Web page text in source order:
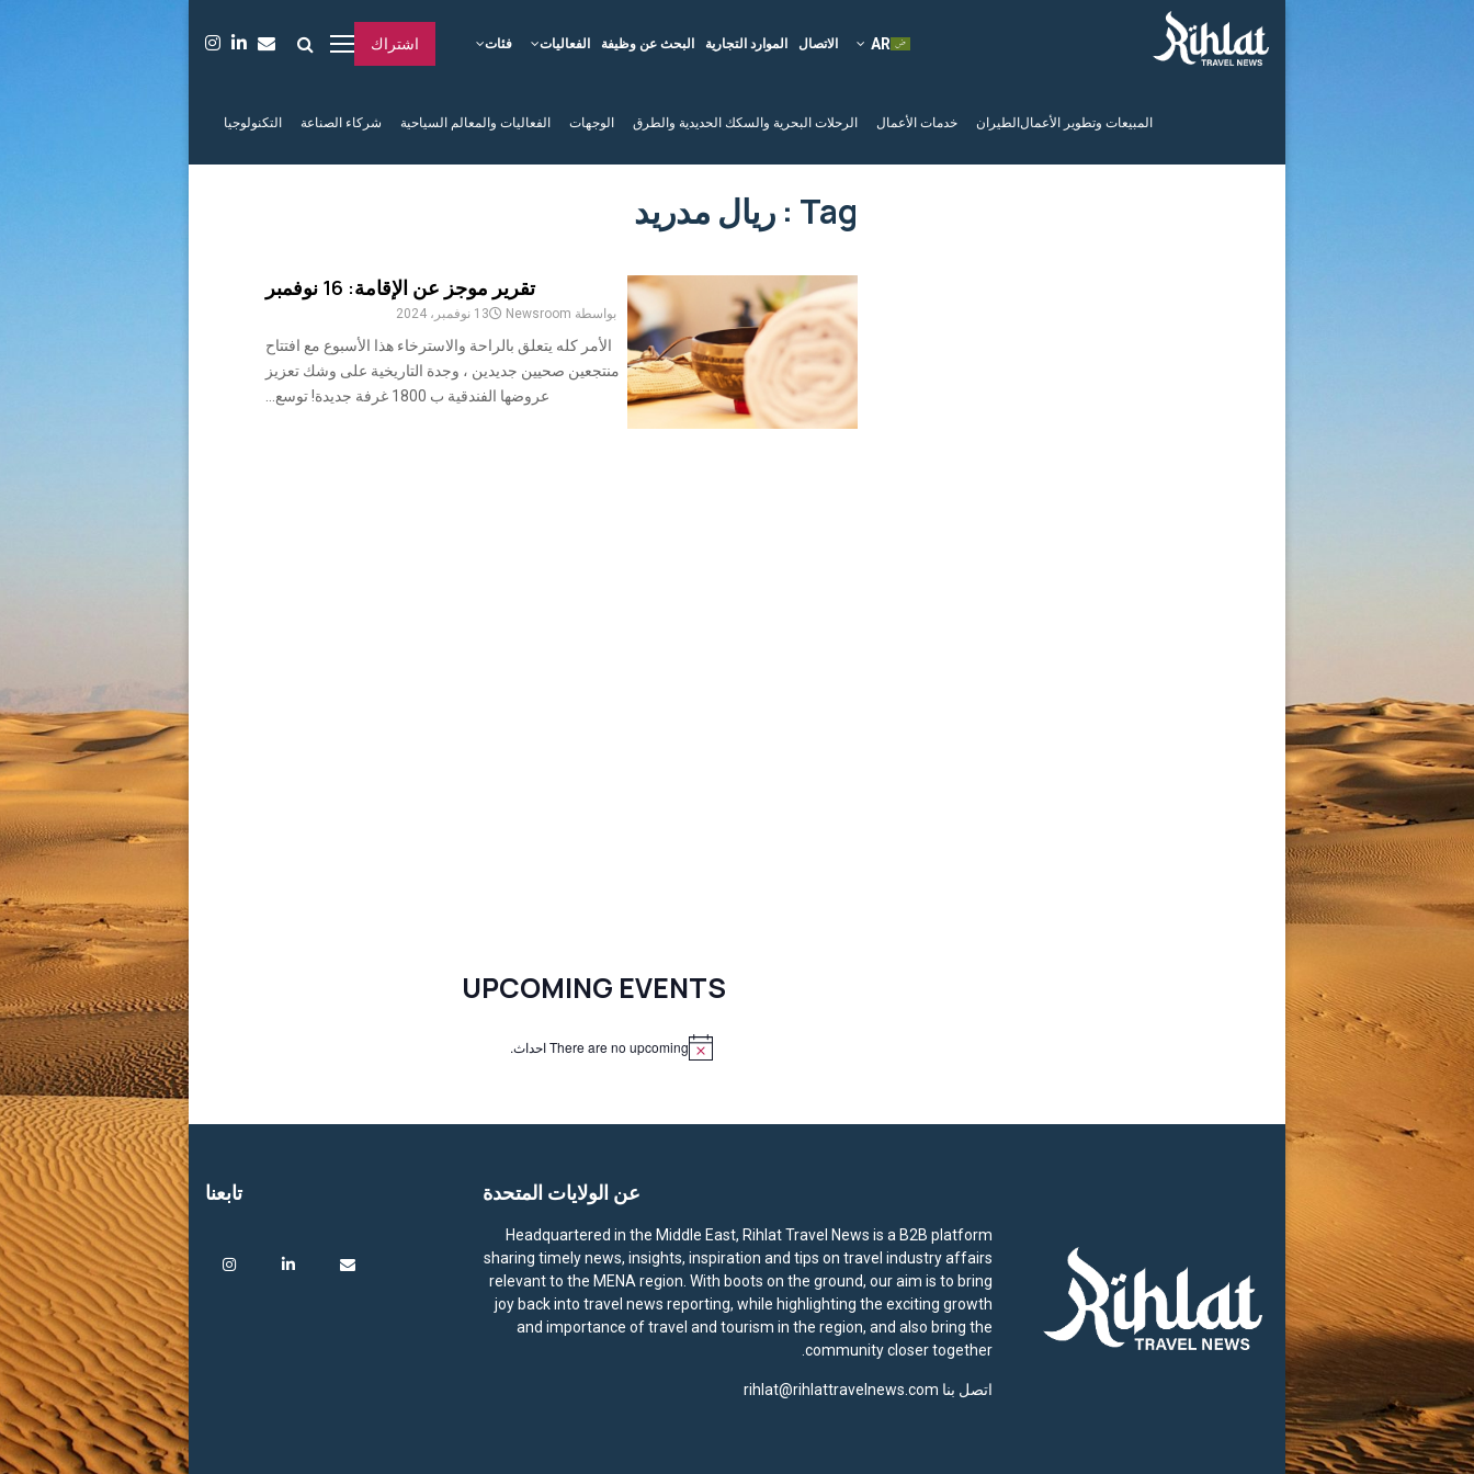
فئات الفعاليات البحث عن وظيفة الموارد التجارية الاتصال اشتراك
المبيعات وتطوير الأعمال الطيران خدمات الأعمال الرحلات البحرية والسكك الحديدية والطرق الوجهات الفعاليات والمعالم السياحية شركاء الصناعة التكنولوجيا
Tag : ريال مدريد
تقرير موجز عن الإقامة: 16 نوفمبر
بواسطة Newsroom 13 نوفمبر، 2024
الأمر كله يتعلق بالراحة والاسترخاء هذا الأسبوع مع افتتاح
منتجعين صحيين جديدين ، وجدة التاريخية على وشك تعزيز
عروضها الفندقية ب 1800 غرفة جديدة! توسع...
UPCOMING EVENTS
c
There are no upcoming احداث.
عن الولايات المتحدة
Headquartered in the Middle East, Rihlat Travel News is a B2B platform
sharing timely news, insights, inspiration and tips on travel industry affairs
relevant to the MENA region. With boots on the ground, our aim is to bring
joy back into travel news reporting, while highlighting the exciting growth
and importance of travel and tourism in the region, and also bring the
community closer together.
اتصل بنا rihlat@rihlattravelnews.com
تابعنا